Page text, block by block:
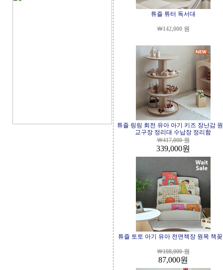
튜즐 튜터 독서대
￦142,000 원
튜즐 링링 회전 유아 아기 키즈 장난감
교구장 정리대 수납장 정리함
￦417,000 원
339,000원
튜즐 토토 아기 유아 전면책장 원목 책
￦108,000 원
87,000원